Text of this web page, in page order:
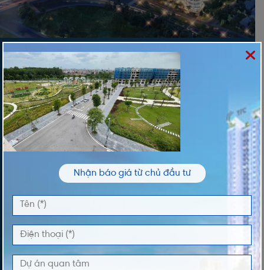
ĐĂNG KÝ NHẬN THÔNG TIN
Vui lòng nhập thông tin của bạn để nhận thông
tin Giá và Giỏ Hàng độc quyền từ chúng tôi
TÊN *
ĐIỆN THOẠI *
LỜI NHẮN
Nhận báo giá từ chủ đầu tư